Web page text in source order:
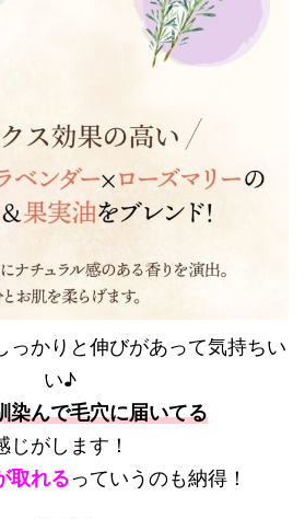
っかりと伸びがあって気持ちい
い♪
染んで毛穴に届いてる
じがします！
取れるっていうのも納得！